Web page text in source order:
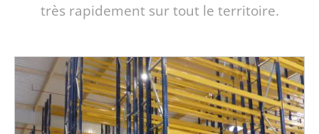
très rapidement sur tout le territoire.